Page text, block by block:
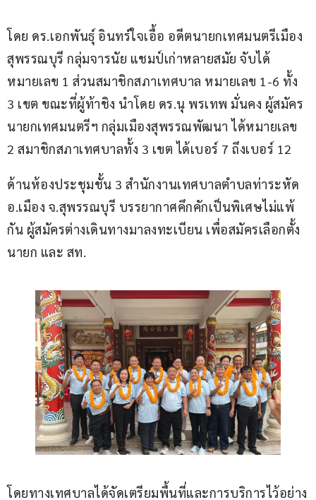
โดย ดร.เอกพันธุ์ อินทร์ใจเอื้อ อดีตนายกเทศมนตรีเมือง
สุพรรณบุรี กลุ่มจารนัย แชมป์เก่าหลายสมัย จับได้
หมายเลข 1 ส่วนสมาชิกสภาเทศบาล หมายเลข 1-6 ทั้ง
3 เขต ขณะที่ผู้ท้าชิง นำโดย ดร.นุ พรเทพ มั่นคง ผู้สมัคร
นายกเทศมนตรีฯ กลุ่มเมืองสุพรรณพัฒนา ได้หมายเลข
2 สมาชิกสภาเทศบาลทั้ง 3 เขต ได้เบอร์ 7 ถึงเบอร์ 12
ด้านห้องประชุมชั้น 3 สำนักงานเทศบาลตำบลท่าระหัด
อ.เมือง จ.สุพรรณบุรี บรรยากาศคึกคักเป็นพิเศษไม่แพ้
กัน ผู้สมัครต่างเดินทางมาลงทะเบียน เพื่อสมัครเลือกตั้ง
นายก และ สท.
โดยทางเทศบาลได้จัดเตรียมพื้นที่และการบริการไว้อย่าง